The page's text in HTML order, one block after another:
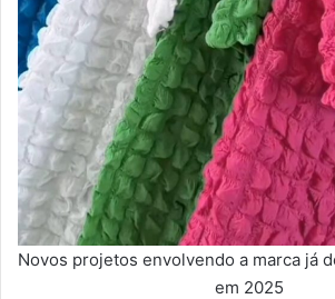
Novos projetos envolvendo a marca já
em 2025